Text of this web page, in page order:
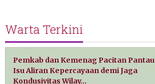
Warta Terkini
Pemkab dan Kemenag Pacitan Pantau
Isu Aliran Kepercayaan demi Jaga
Kondusivitas Wilay…